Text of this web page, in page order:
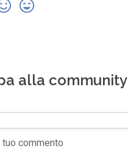
alla community